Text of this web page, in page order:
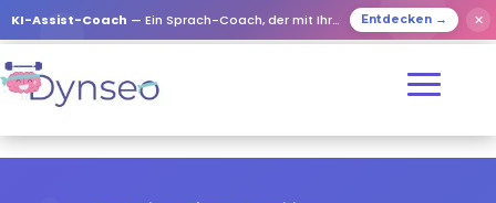
KI-Assist-Coach — Ein Sprach-Coach, der mit Ihren Lieben spielt Entdecken → ✕